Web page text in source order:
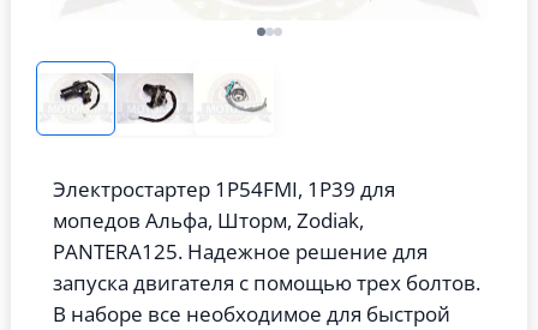
Электростартер 1Р54FMI, 1P39 для
мопедов Альфа, Шторм, Zodiak,
PANTERA125. Надежное решение для
запуска двигателя с помощью трех болтов.
В наборе все необходимое для быстрой